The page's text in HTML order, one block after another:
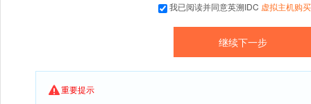
我已阅读并同意英溯IDC 虚拟主机购
重要提示